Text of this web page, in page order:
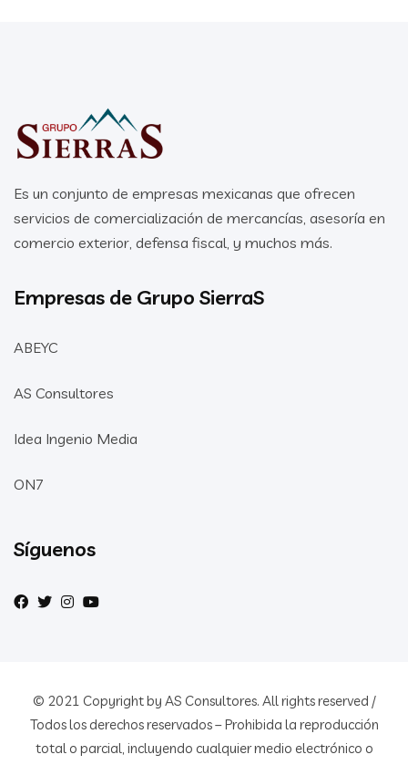
Es un conjunto de empresas mexicanas que ofrecen
servicios de comercialización de mercancías, asesoría en
comercio exterior, defensa fiscal, y muchos más.
Empresas de Grupo SierraS
ABEYC
AS Consultores
Idea Ingenio Media
ON7
Síguenos
© 2021 Copyright by AS Consultores. All rights reserved /
Todos los derechos reservados – Prohibida la reproducción
total o parcial, incluyendo cualquier medio electrónico o